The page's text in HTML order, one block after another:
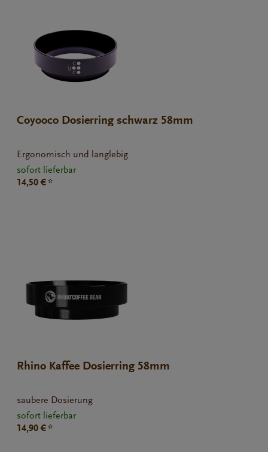
Coyooco Dosierring schwarz 58mm
Ergonomisch und langlebig
sofort lieferbar
14,50 € *
Rhino Kaffee Dosierring 58mm
saubere Dosierung
sofort lieferbar
14,90 € *